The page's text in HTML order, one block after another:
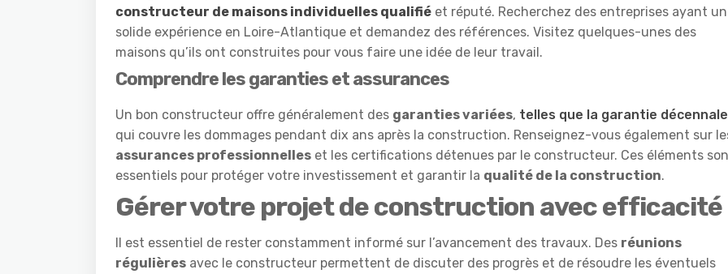
constructeur de maisons individuelles qualifié et réputé. Recherchez des entreprises ayant
solide expérience en Loire-Atlantique et demandez des références. Visitez quelques-unes des
maisons qu’ils ont construites pour vous faire une idée de leur travail.
Comprendre les garanties et assurances
Un bon constructeur offre généralement des garanties variées, telles que la garantie décennale
qui couvre les dommages pendant dix ans après la construction. Renseignez-vous également sur
assurances professionnelles et les certifications détenues par le constructeur. Ces éléments
essentiels pour protéger votre investissement et garantir la qualité de la construction.
Gérer votre projet de construction avec efficacité
Il est essentiel de rester constamment informé sur l’avancement des travaux. Des réunions
régulières avec le constructeur permettent de discuter des progrès et de résoudre les éventuels